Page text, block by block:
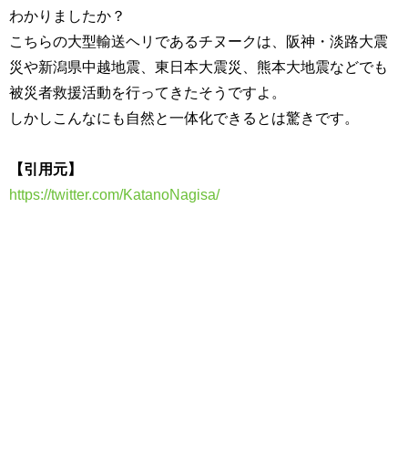
わかりましたか？
こちらの大型輸送ヘリであるチヌークは、阪神・淡路大震
災や新潟県中越地震、東日本大震災、熊本大地震などでも
被災者救援活動を行ってきたそうですよ。
しかしこんなにも自然と一体化できるとは驚きです。
【引用元】
https://twitter.com/KatanoNagisa/